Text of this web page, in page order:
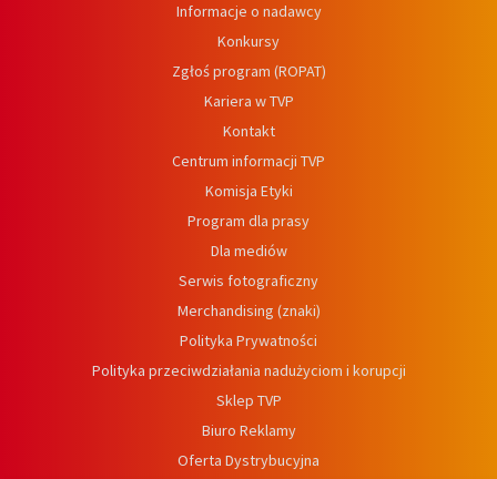
Informacje o nadawcy
Konkursy
Zgłoś program (ROPAT)
Kariera w TVP
Kontakt
Centrum informacji TVP
Komisja Etyki
Program dla prasy
Dla mediów
Serwis fotograficzny
Merchandising (znaki)
Polityka Prywatności
Polityka przeciwdziałania nadużyciom i korupcji
Sklep TVP
Biuro Reklamy
Oferta Dystrybucyjna